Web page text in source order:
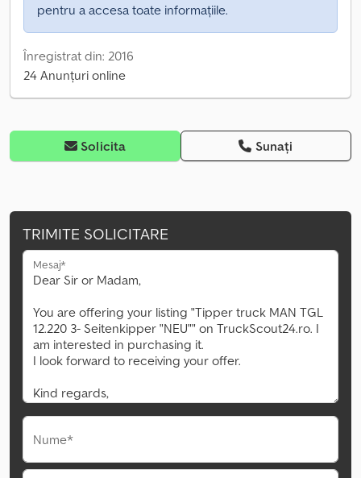
pentru a accesa toate informațiile.
Înregistrat din: 2016
24 Anunțuri online
Solicita Sunați
TRIMITE SOLICITARE
Mesaj*
Nume*